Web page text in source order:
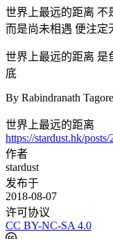
世界上最远的距离 不
而是尚未相遇 便注定
世界上最远的距离 是
底
By Rabindranath Tagore
世界上最远的距离
https://stardust.hk/
作者
stardust
发布于
2018-08-07
许可协议
CC BY-NC-SA 4.0